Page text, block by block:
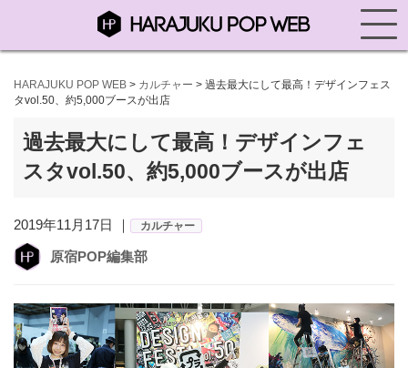
HARAJUKU POP WEB > カルチャー > 過去最大にして最高！デザインフェス
タvol.50、約5,000ブースが出店
過去最大にして最高！デザインフェ
スタvol.50、約5,000ブースが出店
2019年11月17日 ｜ カルチャー
原宿POP編集部